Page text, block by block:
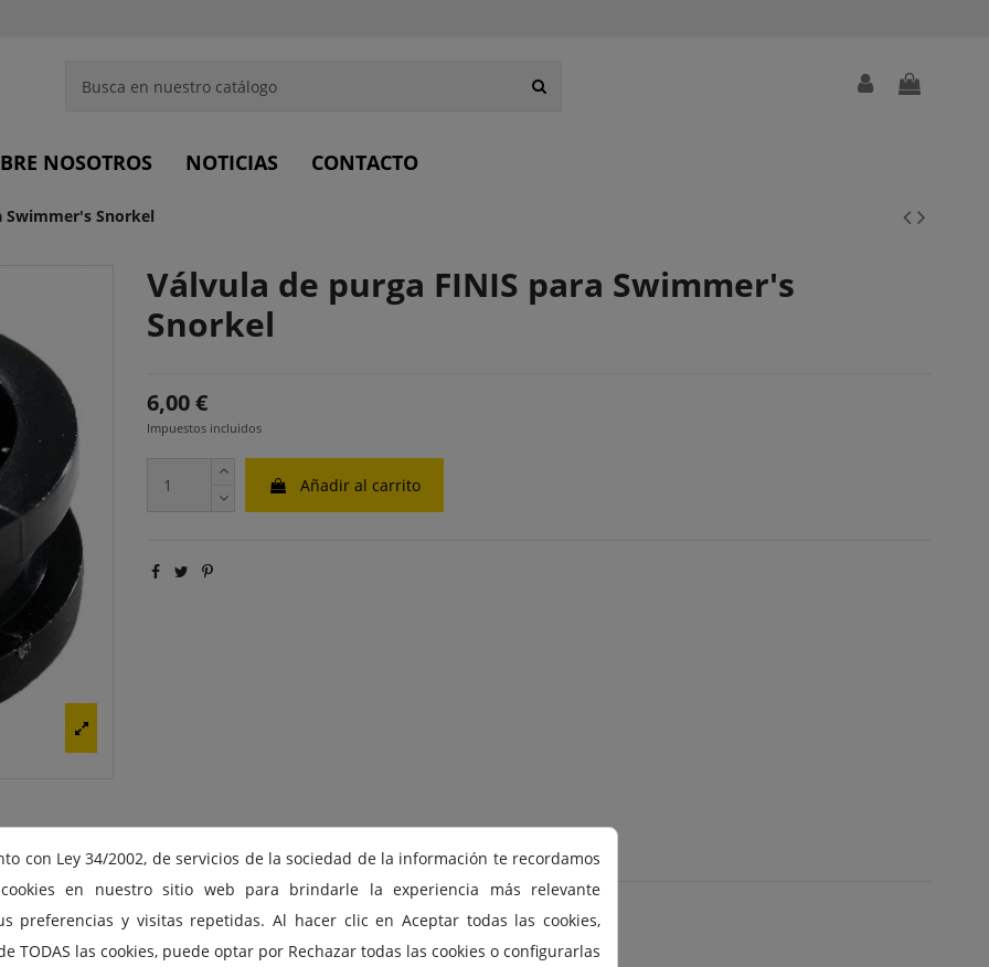
NOSOTROS NOTICIAS CONTACTO
Swimmer's Snorkel
Válvula de purga FINIS para Swimmer's
Snorkel
6,00 €
Impuestos incluidos
Añadir al carrito
con Ley 34/2002, de servicios de la sociedad de la información te recordamos
en nuestro sitio web para brindarle la experiencia más relevante
preferencias y visitas repetidas. Al hacer clic en Aceptar todas las cookies,
TODAS las cookies, puede optar por Rechazar todas las cookies o configurarlas